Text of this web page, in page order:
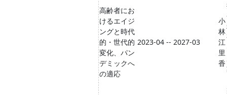
高齢者にお
けるエイジ
ングと時代
的・世代的
変化、パン
デミックへ
の適応
2023-04 -- 2027-03
小
林
江
里
香